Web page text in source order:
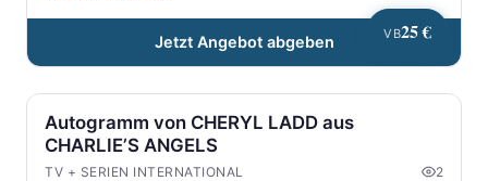
VB25 €
Jetzt Angebot abgeben
Autogramm von CHERYL LADD aus
CHARLIE’S ANGELS
TV + SERIEN INTERNATIONAL 2